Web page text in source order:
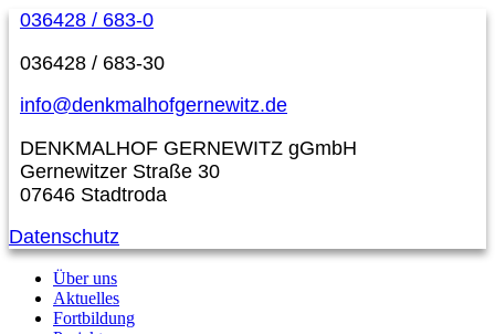
036428 / 683-0
036428 / 683-30
info@denkmalhofgernewitz.de
DENKMALHOF GERNEWITZ gGmbH
Gernewitzer Straße 30
07646 Stadtroda
Datenschutz
Über uns
Aktuelles
Fortbildung